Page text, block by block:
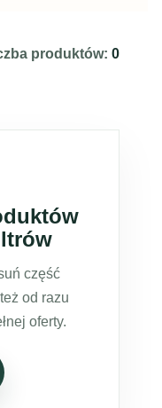
zmarszczki,
dobrane terapie
cery.
produktów: 0
część
od razu
oferty.